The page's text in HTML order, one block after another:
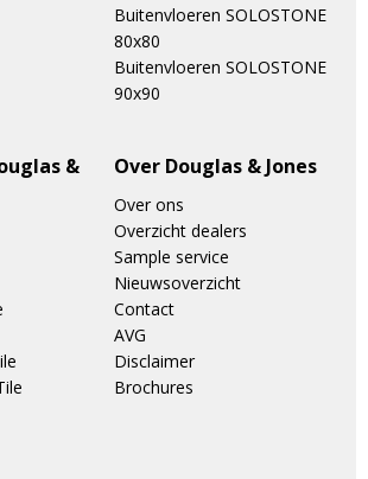
Buitenvloeren SOLOSTONE
80x80
Buitenvloeren SOLOSTONE
90x90
&
Over Douglas & Jones
Over ons
Overzicht dealers
Sample service
Nieuwsoverzicht
Contact
AVG
Disclaimer
Brochures